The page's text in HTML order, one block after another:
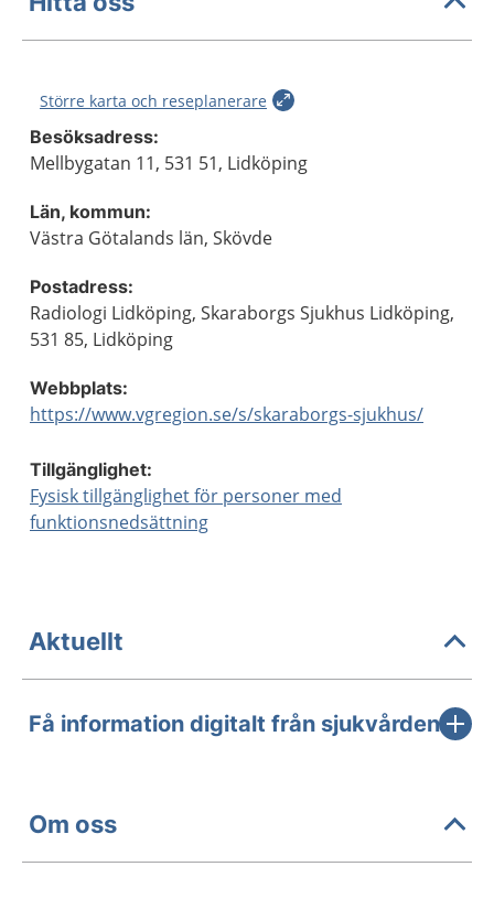
Större karta och reseplanerare
Besöksadress:
Mellbygatan 11, 531 51, Lidköping
Län, kommun:
Västra Götalands län, Skövde
Postadress:
Radiologi Lidköping, Skaraborgs Sjukhus Lidköping,
531 85, Lidköping
Webbplats:
https://www.vgregion.se/s/skaraborgs-sjukhus/
Tillgänglighet:
Fysisk tillgänglighet för personer med
funktionsnedsättning
Aktuellt
Få information digitalt från sjukvården
Om oss